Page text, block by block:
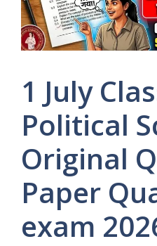
1 July
Political
Original
Paper
exam